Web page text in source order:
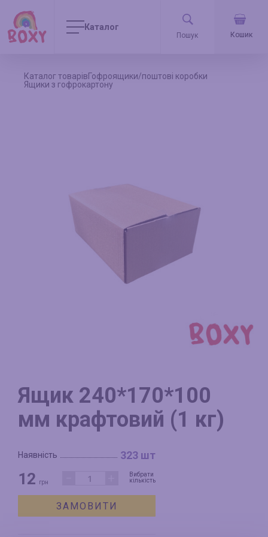
Каталог
Кошик
Каталог товарівГофроящики/поштові коробки
Ящики з гофрокартону
Ящик 240*170*100
мм крафтовий (1 кг)
Наявність 323 шт
12 грн
Вибрати
кількість
ЗАМОВИТИ